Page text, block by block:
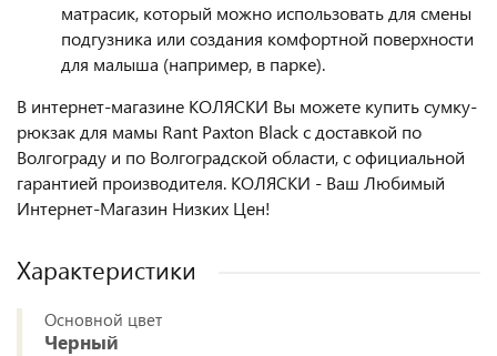
матрасик, который можно использовать для смены
подгузника или создания комфортной поверхности
для малыша (например, в парке).
В интернет-магазине КОЛЯСКИ Вы можете купить сумку-
рюкзак для мамы Rant Paxton Black с доставкой по
Волгограду и по Волгоградской области, с официальной
гарантией производителя. КОЛЯСКИ - Ваш Любимый
Интернет-Магазин Низких Цен!
Характеристики
Основной цвет
Черный